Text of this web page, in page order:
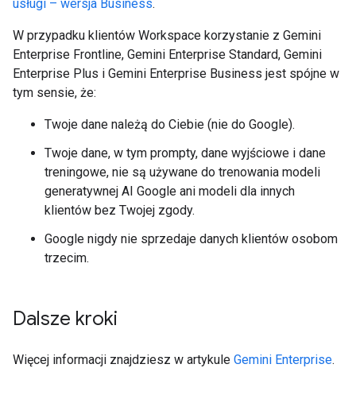
usługi – wersja Business.
W przypadku klientów Workspace korzystanie z Gemini
Enterprise Frontline, Gemini Enterprise Standard, Gemini
Enterprise Plus i Gemini Enterprise Business jest spójne w
tym sensie, że:
Twoje dane należą do Ciebie (nie do Google).
Twoje dane, w tym prompty, dane wyjściowe i dane
treningowe, nie są używane do trenowania modeli
generatywnej AI Google ani modeli dla innych
klientów bez Twojej zgody.
Google nigdy nie sprzedaje danych klientów osobom
trzecim.
Dalsze kroki
Więcej informacji znajdziesz w artykule Gemini Enterprise.